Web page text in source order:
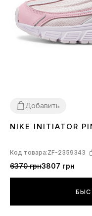
Добавить
3637 38 39 4041
NIKE INITIATOR
Код товара:ZF-2359343
6370 грн3807 грн